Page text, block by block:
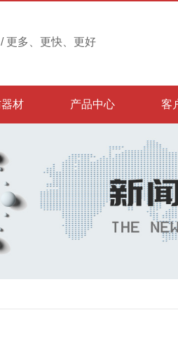
更多、更快、更好
材 产品中心 客